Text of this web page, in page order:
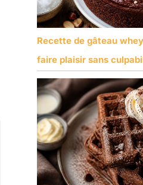
Recette de gâteau
faire plaisir sans